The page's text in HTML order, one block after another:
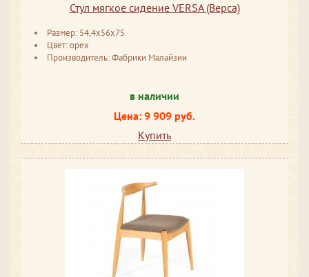
Стул мягкое сидение VERSA (Верса)
Размер: 54,4х56х75
Цвет: орех
Производитель: Фабрики Малайзии
в наличии
Цена: 9 909 руб.
Купить